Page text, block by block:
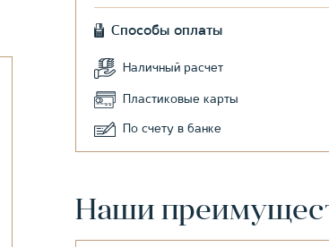
Способы оплаты
Наличный расчет
Пластиковые карты
По счету в банке
Наши